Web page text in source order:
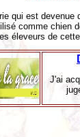
qui est
comme chien
éleveurs de
J'ai